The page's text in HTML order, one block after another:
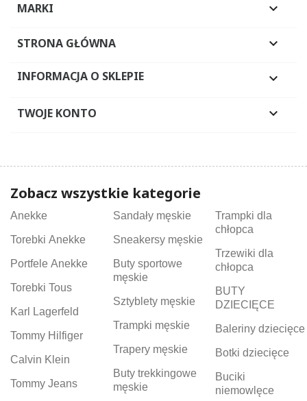
MARKI 
STRONA GŁÓWNA 
INFORMACJA O SKLEPIE 
TWOJE KONTO 
Zobacz wszystkie kategorie
Anekke
Torebki Anekke
Portfele Anekke
Torebki Tous
Karl Lagerfeld
Tommy Hilfiger
Calvin Klein
Tommy Jeans
Sandały męskie
Sneakersy męskie
Buty sportowe
męskie
Sztyblety męskie
Trampki męskie
Trapery męskie
Buty trekkingowe
męskie
Trampki dla
chłopca
Trzewiki dla
chłopca
BUTY
DZIECIĘCE
Baleriny dziecięce
Botki dziecięce
Buciki
niemowlęce